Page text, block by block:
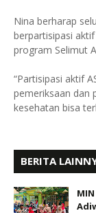
Nina berharap
berpartisipasi
program Selimut
“Partisipasi aktif
pemeriksaan dan
kesehatan bisa
BERITA